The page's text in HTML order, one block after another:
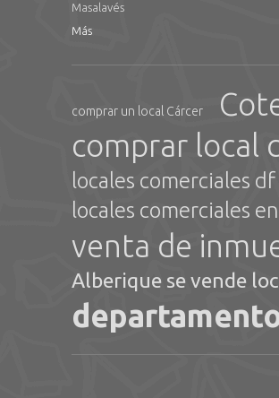
Masalavés
Más
comprar un local Cárcer
comprar local
locales comerciales
locales comerciales
venta de
Alberique se vende